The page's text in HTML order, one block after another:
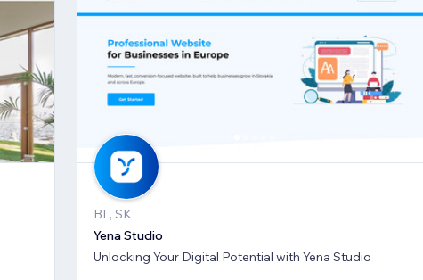
BL, SK
Yena Studio
Unlocking Your Digital Potential with Yena Studio